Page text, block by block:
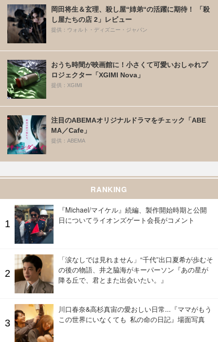
岡田将生＆玄理、殺し屋“姉弟“の活躍に期待！ 「殺
し屋たちの店 2」レビュー
提供：ウォルト・ディズニー・ジャパン
おうち時間が映画館に！小さくて可愛いおしゃれプ
ロジェクター「XGIMI Nova」
提供：XGIMI
注目のABEMAオリジナルドラマをチェック「ABE
MA／Cafe」
提供：ABEMA
RANKING
『Michael/マイケル』続編、製作開始時期と公開
日についてライオンズゲート会長がコメント
「涙なしでは見れません」“千代”出口夏希が歩むそ
の後の物語、井之脇海がキーパーソン『あの星が
降る丘で、君とまた出会いたい。』
川口春奈&高杉真宙の愛おしい日常...『ママがもう
この世界にいなくても 私の命の日記』場面写真